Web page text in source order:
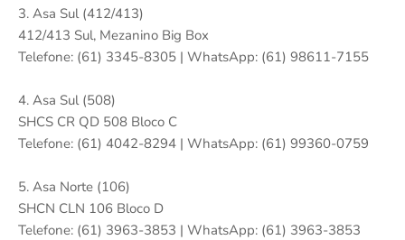
3. Asa Sul (412/413)
412/413 Sul, Mezanino Big Box
Telefone: (61) 3345-8305 | WhatsApp: (61) 98611-7155
4. Asa Sul (508)
SHCS CR QD 508 Bloco C
Telefone: (61) 4042-8294 | WhatsApp: (61) 99360-0759
5. Asa Norte (106)
SHCN CLN 106 Bloco D
Telefone: (61) 3963-3853 | WhatsApp: (61) 3963-3853